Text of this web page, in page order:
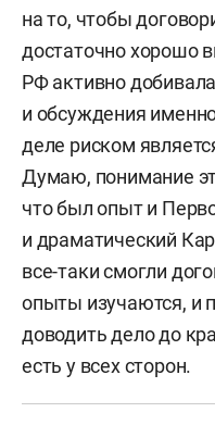
на то, чтобы
достаточно хорошо
РФ активно
и обсуждения
деле риском
Думаю, понимание
что был опыт и
и драматический
все-таки смогли
опыты изучаются, и
доводить дело до
есть у всех сторон.